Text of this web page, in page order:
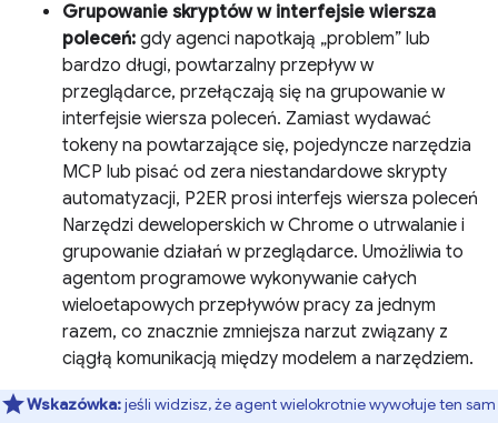
Grupowanie skryptów w interfejsie wiersza
poleceń: gdy agenci napotkają „problem” lub
bardzo długi, powtarzalny przepływ w
przeglądarce, przełączają się na grupowanie w
interfejsie wiersza poleceń. Zamiast wydawać
tokeny na powtarzające się, pojedyncze narzędzia
MCP lub pisać od zera niestandardowe skrypty
automatyzacji, P2ER prosi interfejs wiersza poleceń
Narzędzi deweloperskich w Chrome o utrwalanie i
grupowanie działań w przeglądarce. Umożliwia to
agentom programowe wykonywanie całych
wieloetapowych przepływów pracy za jednym
razem, co znacznie zmniejsza narzut związany z
ciągłą komunikacją między modelem a narzędziem.
Wskazówka:jeśli widzisz, że agent wielokrotnie wywołuje ten sam